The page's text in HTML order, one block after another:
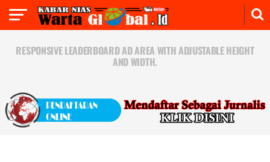
RESPONSIVE LEADERBOARD AD AREA WITH ADJUSTABLE HEIGHT
AND WIDTH.